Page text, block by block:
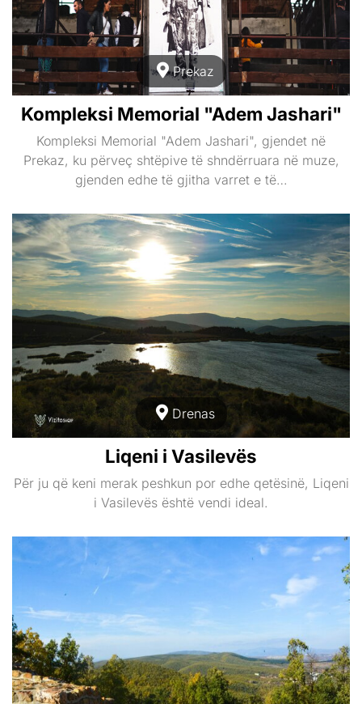
Prekaz
Kompleksi Memorial "Adem Jashari"
Kompleksi Memorial "Adem Jashari", gjendet në
Prekaz, ku përveç shtëpive të shndërruara në muze,
gjenden edhe të gjitha varret e të…
Drenas
Liqeni i Vasilevës
Për ju që keni merak peshkun por edhe qetësinë, Liqeni
i Vasilevës është vendi ideal.